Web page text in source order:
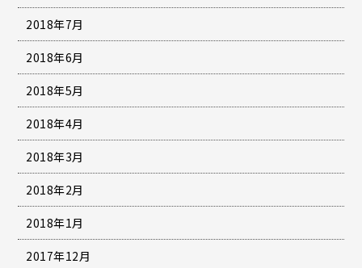
2018年7月
2018年6月
2018年5月
2018年4月
2018年3月
2018年2月
2018年1月
2017年12月